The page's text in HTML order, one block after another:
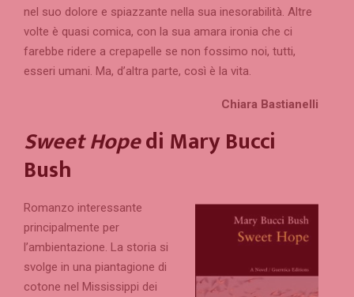
nel suo dolore e spiazzante nella sua inesorabilità. Altre
volte è quasi comica, con la sua amara ironia che ci
farebbe ridere a crepapelle se non fossimo noi, tutti,
esseri umani. Ma, d’altra parte, così è la vita.
Chiara Bastianelli
Sweet Hopedi Mary Bucci
Bush
Romanzo interessante
principalmente per
l’ambientazione. La storia si
svolge in una piantagione di
cotone nel Mississippi dei